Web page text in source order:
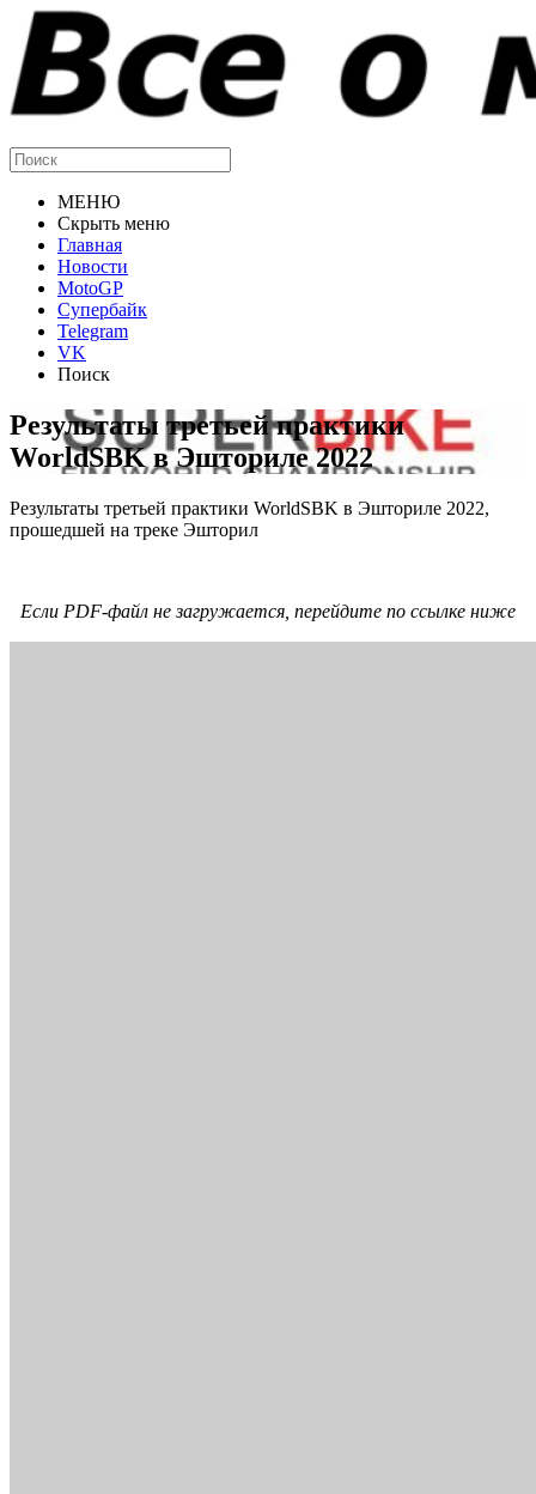
МЕНЮ
Скрыть меню
Главная
Новости
MotoGP
Супербайк
Telegram
VK
Поиск
Результаты третьей практики
WorldSBK в Эшториле 2022
Результаты третьей практики WorldSBK в Эшториле 2022,
прошедшей на треке Эшторил
Если PDF-файл не загружается, перейдите по ссылке ниже